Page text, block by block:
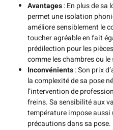
Avantages: En plus de sa
permet une isolation
améliore sensiblement le
toucher agréable en fait
prédilection pour les
comme les chambres ou le
Inconvénients: Son prix
la complexité de sa pose
l’intervention de
freins. Sa sensibilité aux
température impose
précautions dans sa pose.